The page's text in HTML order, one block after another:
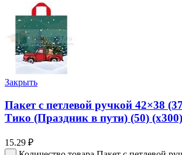
Закрыть
Пакет с петлевой ручкой 42×38
Тико (Праздник в пути) (50) (х300)
15.29 ₽